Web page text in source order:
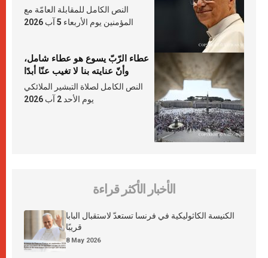
النص الكامل للمقابلة العامّة مع
المؤمنين يوم الأربعاء 5 آب 2026
عطاء الرّبّ يسوع هو عطاء شامل،
وأنّ عنايته بنا لا تغيب عنّا أبدًا
النص الكامل لصلاة التبشير الملائكي
يوم الأحد 2 آب 2026
الأخبار الأكثر قراءة
الكنيسة الكاثوليكية في فرنسا تستعدّ لاستقبال البابا
قريبًا
8 May 2026